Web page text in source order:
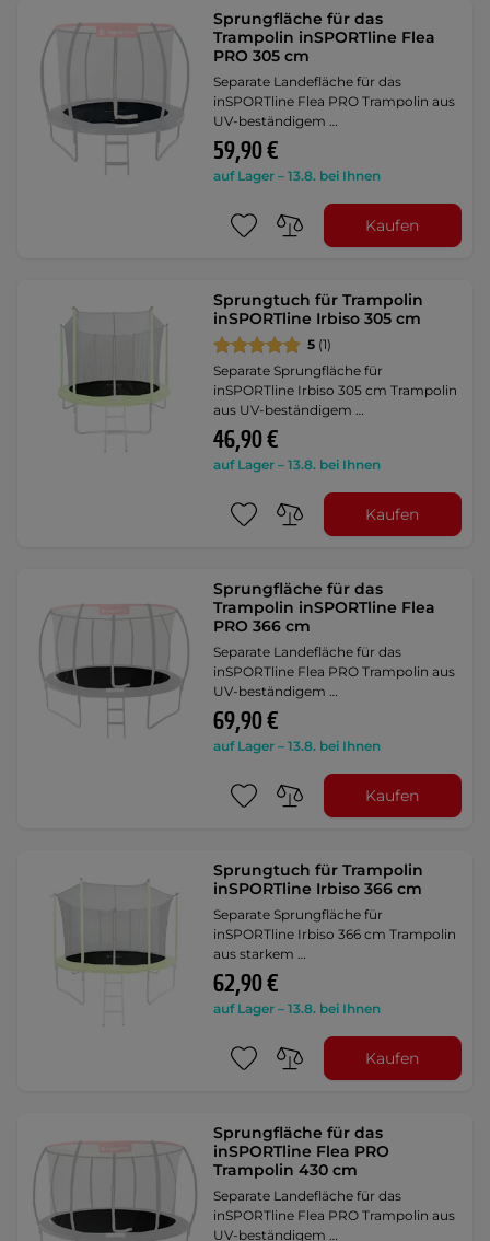
Sprungfläche für das
Trampolin inSPORTline Flea
PRO 305 cm
Separate Landefläche für das
inSPORTline Flea PRO Trampolin aus
UV-beständigem …
59,90 €
auf Lager – 13.8. bei Ihnen
Kaufen
Sprungtuch für Trampolin
inSPORTline Irbiso 305 cm
5 (1)
Separate Sprungfläche für
inSPORTline Irbiso 305 cm Trampolin
aus UV-beständigem …
46,90 €
auf Lager – 13.8. bei Ihnen
Kaufen
Sprungfläche für das
Trampolin inSPORTline Flea
PRO 366 cm
Separate Landefläche für das
inSPORTline Flea PRO Trampolin aus
UV-beständigem …
69,90 €
auf Lager – 13.8. bei Ihnen
Kaufen
Sprungtuch für Trampolin
inSPORTline Irbiso 366 cm
Separate Sprungfläche für
inSPORTline Irbiso 366 cm Trampolin
aus starkem …
62,90 €
auf Lager – 13.8. bei Ihnen
Kaufen
Sprungfläche für das
inSPORTline Flea PRO
Trampolin 430 cm
Separate Landefläche für das
inSPORTline Flea PRO Trampolin aus
UV-beständigem …